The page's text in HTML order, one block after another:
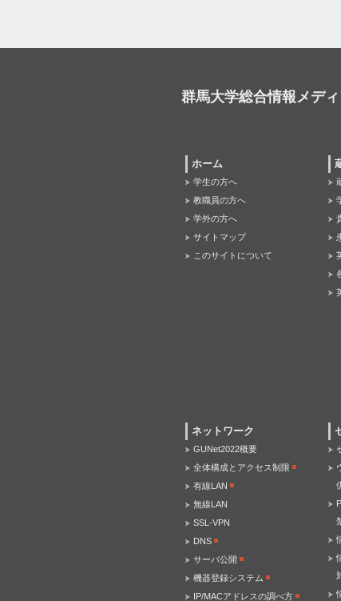
群馬大学総合情報メデ
ホーム
学生の方へ
教職員の方へ
学外の方へ
サイトマップ
このサイトについて
ネットワーク
GUNet2022概要
全体構成とアクセス制限
有線LAN
無線LAN
SSL-VPN
DNS
サーバ公開
機器登録システム
IP/MACアドレスの調べ方